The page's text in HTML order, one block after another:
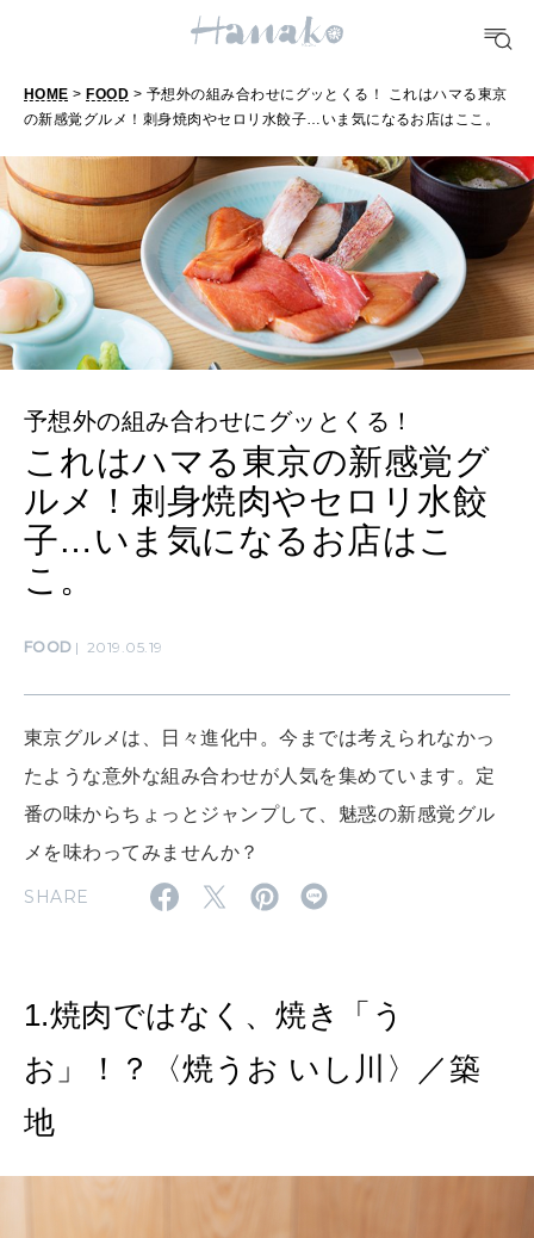
どこ行く？
FORTUNE
明日のわたし
[12星座別] Weekly Holoscope
[12星座別] Monthly Love Holoscope
算命学がわかる今月のあなた
HEALTH
自分にやさしく
LEARN
知る、考える
MAMA
わたしができること
CULTURE
自分を耕す
WORK&MONEY
MAGAZINE
MAGAZINE
HOME > FOOD > 予想外の組み合わせにグッとくる！ これはハマる東京
の新感覚グルメ！刺身焼肉やセロリ水餃子…いま気になるお店はここ。
予想外の組み合わせにグッとくる！
これはハマる東京の新感覚グ
ルメ！刺身焼肉やセロリ水餃
子…いま気になるお店はこ
こ。
FOOD 2019.05.19
東京グルメは、日々進化中。今までは考えられなかっ
たような意外な組み合わせが人気を集めています。定
番の味からちょっとジャンプして、魅惑の新感覚グル
メを味わってみませんか？
SHARE
1.焼肉ではなく、焼き「う
お」！？〈焼うお いし川〉／築
地